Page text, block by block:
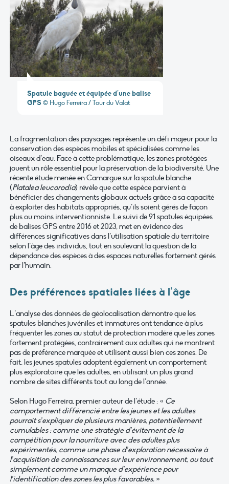
Spatule baguée et équipée d’une balise
GPS © Hugo Ferreira / Tour du Valat
La fragmentation des paysages représente un défi majeur pour la
conservation des espèces mobiles et spécialisées comme les
oiseaux d’eau. Face à cette problématique, les zones protégées
jouent un rôle essentiel pour la préservation de la biodiversité. Une
récente étude menée en Camargue sur la spatule blanche
(Platalea leucorodia) révèle que cette espèce parvient à
bénéficier des changements globaux actuels grâce à sa capacité
à exploiter des habitats appropriés, qu’ils soient gérés de façon
plus ou moins interventionniste. Le suivi de 91 spatules équipées
de balises GPS entre 2016 et 2023, met en évidence des
différences significatives dans l’utilisation spatiale du territoire
selon l’âge des individus, tout en soulevant la question de la
dépendance des espèces à des espaces naturelles fortement gérés
par l’humain.
Des préférences spatiales liées à l’âge
L’analyse des données de géolocalisation démontre que les
spatules blanches juvéniles et immatures ont tendance à plus
fréquenter les zones au statut de protection modéré que les zones
fortement protégées, contrairement aux adultes qui ne montrent
pas de préférence marquée et utilisent aussi bien ces zones. De
fait, les jeunes spatules adoptent également un comportement
plus exploratoire que les adultes, en utilisant un plus grand
nombre de sites différents tout au long de l’année.
Selon Hugo Ferreira, premier auteur de l’étude : « Ce
comportement différencié entre les jeunes et les adultes
pourrait s’expliquer de plusieurs manières, potentiellement
cumulables : comme une stratégie d’évitement de la
compétition pour la nourriture avec des adultes plus
expérimentés, comme une phase d’exploration nécessaire à
l’acquisition de connaissances sur leur environnement, ou tout
simplement comme un manque d’expérience pour
l’identification des zones les plus favorables. »